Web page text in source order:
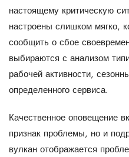
настоящему критическую
настроены слишком мягко,
сообщить о сбое
выбираются с анализом
рабочей активности,
определенного сервиса.
Качественное оповещение
признак проблемы, но и
вулкан отображается